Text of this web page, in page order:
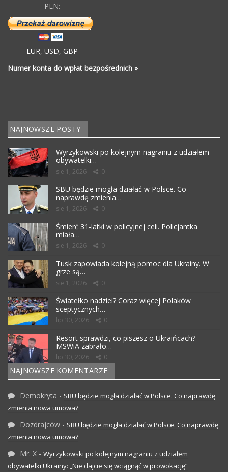
PLN:
EUR, USD, GBP
Numer konta do wpłat bezpośrednich »
NAJNOWSZE POSTY
Wyrzykowski po kolejnym nagraniu z udziałem
obywatelki…
sie 1, 2026 0
SBU będzie mogła działać w Polsce. Co
naprawdę zmienia…
sie 1, 2026 0
Śmierć 31-latki w policyjnej celi. Policjantka
miała…
sie 1, 2026 0
Tusk zapowiada kolejną pomoc dla Ukrainy. W
grze są…
sie 1, 2026 0
Światełko nadziei? Coraz więcej Polaków
sceptycznych…
lip 30, 2026 0
Resort sprawdzi, co piszesz o Ukraińcach?
MSWiA zabrało…
lip 30, 2026 0
NAJNOWSZE KOMENTARZE
Demokryta - SBU będzie mogła działać w Polsce. Co naprawdę
zmienia nowa umowa?
Dozdrajców - SBU będzie mogła działać w Polsce. Co naprawdę
zmienia nowa umowa?
Mr. X - Wyrzykowski po kolejnym nagraniu z udziałem
obywatelki Ukrainy: „Nie dajcie się wciągnąć w prowokację”